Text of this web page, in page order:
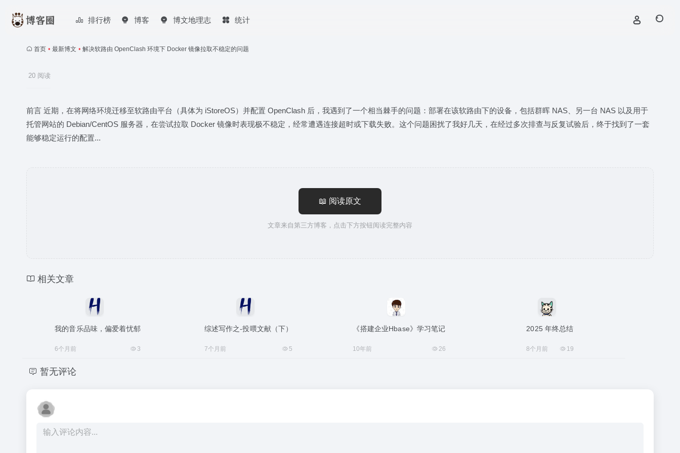
排行榜 博客 博文地理志 统计
首页 • 最新博文 • 解决软路由 OpenClash 环境下 Docker 镜像拉取不稳定的问题
20 阅读
前言 近期，在将网络环境迁移至软路由平台（具体为 iStoreOS）并配置 OpenClash 后，我遇到了一个相当棘手的问题：部署在该软路由下的设备，包括群晖 NAS、另一台 NAS 以及用于
托管网站的 Debian/CentOS 服务器，在尝试拉取 Docker 镜像时表现极不稳定，经常遭遇连接超时或下载失败。这个问题困扰了我好几天，在经过多次排查与反复试验后，终于找到了一套
能够稳定运行的配置...
📖 阅读原文
文章来自第三方博客，点击下方按钮阅读完整内容
相关文章
我的音乐品味，偏爱着忧郁
6个月前 3
综述写作之-投喂文献（下）
7个月前 5
《搭建企业Hbase》学习笔记
10年前 26
2025 年终总结
8个月前 19
暂无评论